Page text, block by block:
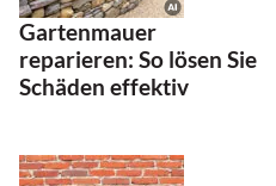
Gartenmauer
reparieren: So lösen Sie
Schäden effektiv